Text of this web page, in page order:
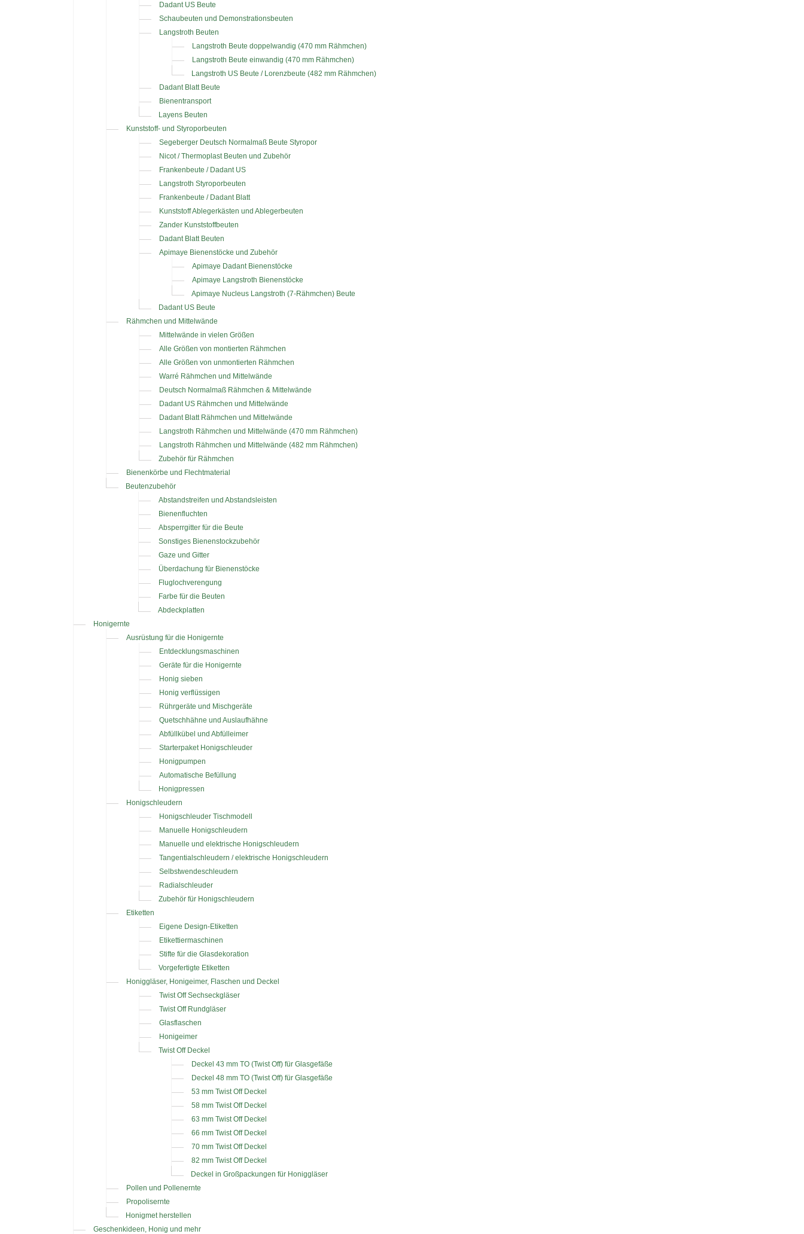
Dadant US Beute
Schaubeuten und Demonstrationsbeuten
Langstroth Beuten
Langstroth Beute doppelwandig (470 mm Rähmchen)
Langstroth Beute einwandig (470 mm Rähmchen)
Langstroth US Beute / Lorenzbeute (482 mm Rähmchen)
Dadant Blatt Beute
Bienentransport
Layens Beuten
Kunststoff- und Styroporbeuten
Segeberger Deutsch Normalmaß Beute Styropor
Nicot / Thermoplast Beuten und Zubehör
Frankenbeute / Dadant US
Langstroth Styroporbeuten
Frankenbeute / Dadant Blatt
Kunststoff Ablegerkästen und Ablegerbeuten
Zander Kunststoffbeuten
Dadant Blatt Beuten
Apimaye Bienenstöcke und Zubehör
Apimaye Dadant Bienenstöcke
Apimaye Langstroth Bienenstöcke
Apimaye Nucleus Langstroth (7-Rähmchen) Beute
Dadant US Beute
Rähmchen und Mittelwände
Mittelwände in vielen Größen
Alle Größen von montierten Rähmchen
Alle Größen von unmontierten Rähmchen
Warré Rähmchen und Mittelwände
Deutsch Normalmaß Rähmchen & Mittelwände
Dadant US Rähmchen und Mittelwände
Dadant Blatt Rähmchen und Mittelwände
Langstroth Rähmchen und Mittelwände (470 mm Rähmchen)
Langstroth Rähmchen und Mittelwände (482 mm Rähmchen)
Zubehör für Rähmchen
Bienenkörbe und Flechtmaterial
Beutenzubehör
Abstandstreifen und Abstandsleisten
Bienenfluchten
Absperrgitter für die Beute
Sonstiges Bienenstockzubehör
Gaze und Gitter
Überdachung für Bienenstöcke
Fluglochverengung
Farbe für die Beuten
Abdeckplatten
Honigernte
Ausrüstung für die Honigernte
Entdecklungsmaschinen
Geräte für die Honigernte
Honig sieben
Honig verflüssigen
Rührgeräte und Mischgeräte
Quetschhähne und Auslaufhähne
Abfüllkübel und Abfülleimer
Starterpaket Honigschleuder
Honigpumpen
Automatische Befüllung
Honigpressen
Honigschleudern
Honigschleuder Tischmodell
Manuelle Honigschleudern
Manuelle und elektrische Honigschleudern
Tangentialschleudern / elektrische Honigschleudern
Selbstwendeschleudern
Radialschleuder
Zubehör für Honigschleudern
Etiketten
Eigene Design-Etiketten
Etikettiermaschinen
Stifte für die Glasdekoration
Vorgefertigte Etiketten
Honiggläser, Honigeimer, Flaschen und Deckel
Twist Off Sechseckgläser
Twist Off Rundgläser
Glasflaschen
Honigeimer
Twist Off Deckel
Deckel 43 mm TO (Twist Off) für Glasgefäße
Deckel 48 mm TO (Twist Off) für Glasgefäße
53 mm Twist Off Deckel
58 mm Twist Off Deckel
63 mm Twist Off Deckel
66 mm Twist Off Deckel
70 mm Twist Off Deckel
82 mm Twist Off Deckel
Deckel in Großpackungen für Honiggläser
Pollen und Pollenernte
Propolisernte
Honigmet herstellen
Geschenkideen, Honig und mehr